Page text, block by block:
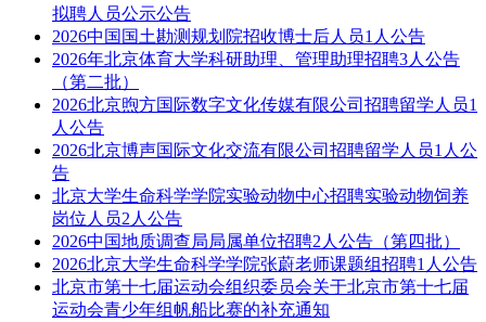
拟聘人员公示公告
2026中国国土勘测规划院招收博士后人员1人公告
2026年北京体育大学科研助理、管理助理招聘3人公告
（第二批）
2026北京煦方国际数字文化传媒有限公司招聘留学人员1
人公告
2026北京博声国际文化交流有限公司招聘留学人员1人公
告
北京大学生命科学学院实验动物中心招聘实验动物饲养
岗位人员2人公告
2026中国地质调查局局属单位招聘2人公告（第四批）
2026北京大学生命科学学院张蔚老师课题组招聘1人公告
北京市第十七届运动会组织委员会关于北京市第十七届
运动会青少年组帆船比赛的补充通知